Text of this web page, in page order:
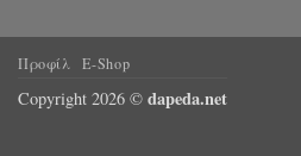
Προφίλ E-Shop
Copyright 2026 © dapeda.net